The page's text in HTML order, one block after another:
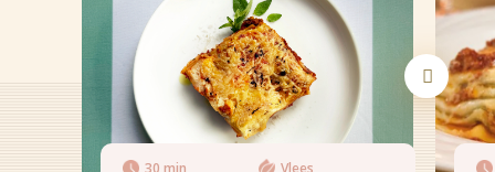
30 min Vlees
Nieuws
Recepten